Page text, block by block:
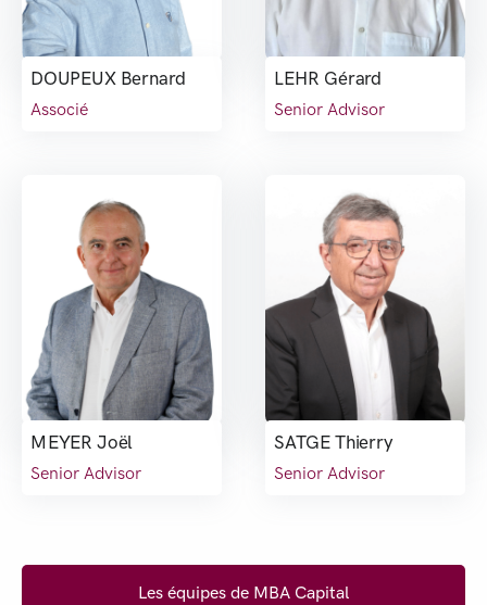
DOUPEUX Bernard
Associé
LEHR Gérard
Senior Advisor
MEYER Joël
Senior Advisor
SATGE Thierry
Senior Advisor
Les équipes de MBA Capital